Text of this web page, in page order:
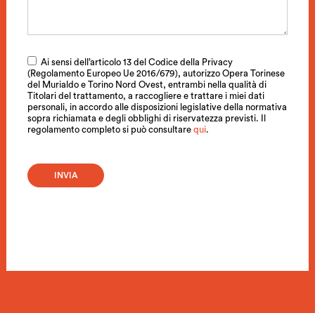
Ai sensi dell’articolo 13 del Codice della Privacy
(Regolamento Europeo Ue 2016/679), autorizzo Opera Torinese
del Murialdo e Torino Nord Ovest, entrambi nella qualità di
Titolari del trattamento, a raccogliere e trattare i miei dati
personali, in accordo alle disposizioni legislative della normativa
sopra richiamata e degli obblighi di riservatezza previsti. Il
regolamento completo si può consultarequi.